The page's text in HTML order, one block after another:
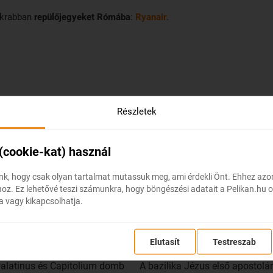
repülőjegyeket Rómába: Ryanair.
és Capitolium domb
Szent Péter-bazilika
A bazilika Jézus első
Részletek
kat) használ
hogy csak olyan tartalmat mutassuk meg, ami érdekli Önt. Ehhez
Ez lehetővé teszi számunkra, hogy böngészési adatait a Pelikan.hu
vagy kikapcsolhatja.
Elutasít Testreszab